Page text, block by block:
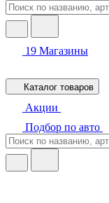
19 Магазины
Каталог товаров
Акции
Подбор по авто